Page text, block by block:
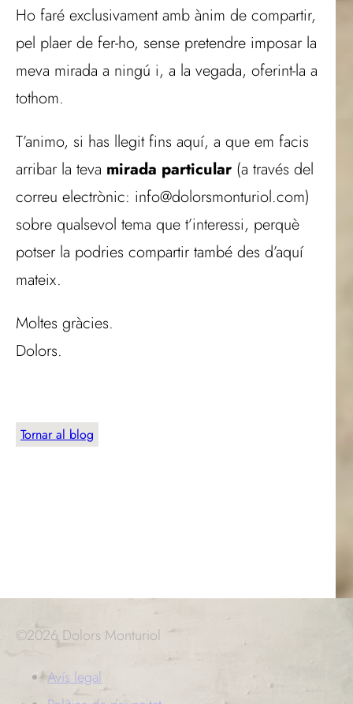
Ho faré exclusivament amb ànim de compartir,
pel plaer de fer-ho, sense pretendre imposar la
meva mirada a ningú i, a la vegada, oferint-la a
tothom.
T’animo, si has llegit fins aquí, a que em facis
arribar la teva mirada particular (a través del
correu electrònic: info@dolorsmonturiol.com)
sobre qualsevol tema que t’interessi, perquè
potser la podries compartir també des d’aquí
mateix.
Moltes gràcies.
Dolors.
Tornar al blog
©2026 Dolors Monturiol
Avís legal